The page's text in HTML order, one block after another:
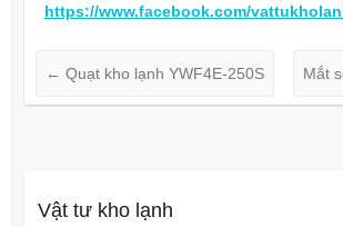
https://www.facebook.com/
← Quạt kho lạnh YWF4E-250S Mắt
Vật tư kho lạnh